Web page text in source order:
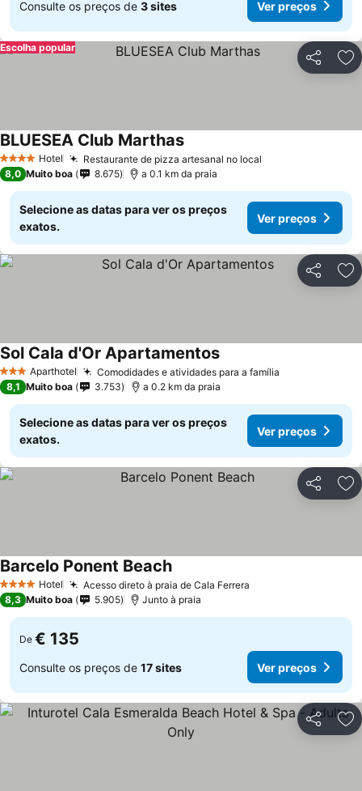
Consulte os preços de 3 sites Ver preços
Partilhar
Escolha popular
4 EstrelasHotel Restaurante de pizza artesanal no local
BLUESEA Club Marthas
8,0 Muito boa 8.675 a 0.1 km da praia
Selecione as datas para ver os preços
exatos.
Ver preços
Partilhar
3 EstrelasAparthotel Comodidades e atividades para a família
Sol Cala d'Or Apartamentos
8,1 Muito boa 3.753 a 0.2 km da praia
Selecione as datas para ver os preços
exatos.
Ver preços
Partilhar
4 EstrelasHotel Acesso direto à praia de Cala Ferrera
Barcelo Ponent Beach
8,3 Muito boa 5.905 Junto à praia
De € 135
Consulte os preços de 17 sites Ver preços
Partilhar